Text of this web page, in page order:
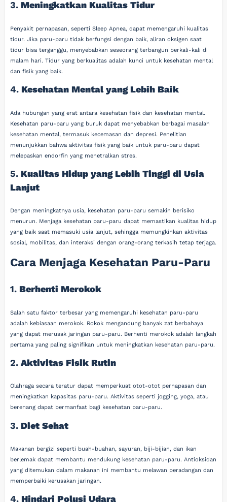
3. Meningkatkan Kualitas Tidur
Penyakit pernapasan, seperti Sleep Apnea, dapat memengaruhi kualitas
tidur. Jika paru-paru tidak berfungsi dengan baik, aliran oksigen saat
tidur bisa terganggu, menyebabkan seseorang terbangun berkali-kali di
malam hari. Tidur yang berkualitas adalah kunci untuk kesehatan mental
dan fisik yang baik.
4. Kesehatan Mental yang Lebih Baik
Ada hubungan yang erat antara kesehatan fisik dan kesehatan mental.
Kesehatan paru-paru yang buruk dapat menyebabkan berbagai masalah
kesehatan mental, termasuk kecemasan dan depresi. Penelitian
menunjukkan bahwa aktivitas fisik yang baik untuk paru-paru dapat
melepaskan endorfin yang menetralkan stres.
5. Kualitas Hidup yang Lebih Tinggi di Usia
Lanjut
Dengan meningkatnya usia, kesehatan paru-paru semakin berisiko
menurun. Menjaga kesehatan paru-paru dapat memastikan kualitas hidup
yang baik saat memasuki usia lanjut, sehingga memungkinkan aktivitas
sosial, mobilitas, dan interaksi dengan orang-orang terkasih tetap terjaga.
Cara Menjaga Kesehatan Paru-Paru
1. Berhenti Merokok
Salah satu faktor terbesar yang memengaruhi kesehatan paru-paru
adalah kebiasaan merokok. Rokok mengandung banyak zat berbahaya
yang dapat merusak jaringan paru-paru. Berhenti merokok adalah langkah
pertama yang paling signifikan untuk meningkatkan kesehatan paru-paru.
2.Aktivitas Fisik Rutin
Olahraga secara teratur dapat memperkuat otot-otot pernapasan dan
meningkatkan kapasitas paru-paru. Aktivitas seperti jogging, yoga, atau
berenang dapat bermanfaat bagi kesehatan paru-paru.
3. Diet Sehat
Makanan bergizi seperti buah-buahan, sayuran, biji-bijian, dan ikan
berlemak dapat membantu mendukung kesehatan paru-paru. Antioksidan
yang ditemukan dalam makanan ini membantu melawan peradangan dan
memperbaiki kerusakan jaringan.
4. Hindari Polusi Udara